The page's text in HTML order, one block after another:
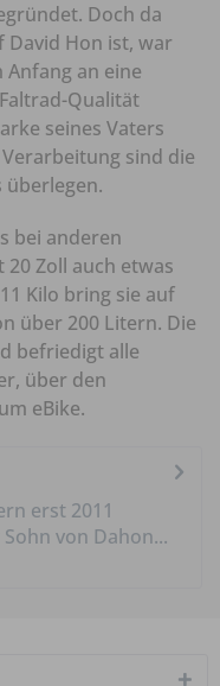
Doch da
David Hon ist, war
Anfang an eine
Qualität
seines Vaters
sind die
überlegen.
bei anderen
Zoll auch etwas
Kilo bring sie auf
über 200 Litern. Die
befriedigt alle
über den
eBike.
erst 2011
von Dahon...